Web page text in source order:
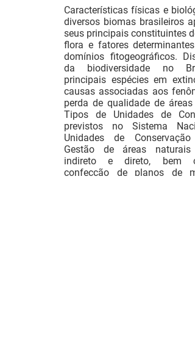
Características físicas e
diversos biomas brasileiros
seus principais constituintes
flora e fatores determinantes
domínios fitogeográficos.
da biodiversidade no
principais espécies em
causas associadas aos
perda de qualidade de áreas
Tipos de Unidades de
previstos no Sistema
Unidades de Conservação
Gestão de áreas naturais
indireto e direto, bem
confecção de planos de